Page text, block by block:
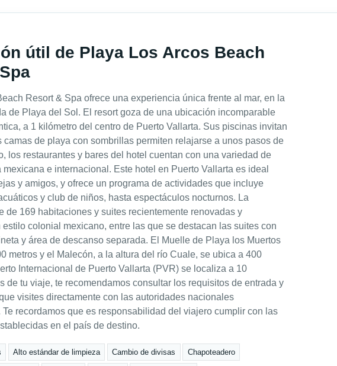
útil de Playa Los Arcos Beach
Resort & Spa ofrece una experiencia única frente al mar, en la
de Playa del Sol. El resort goza de una ubicación incomparable
a 1 kilómetro del centro de Puerto Vallarta. Sus piscinas invitan
camas de playa con sombrillas permiten relajarse a unos pasos de
los restaurantes y bares del hotel cuentan con una variedad de
e internacional. Este hotel en Puerto Vallarta es ideal
y amigos, y ofrece un programa de actividades que incluye
y club de niños, hasta espectáculos nocturnos. La
de 169 habitaciones y suites recientemente renovadas y
colonial mexicano, entre las que se destacan las suites con
y área de descanso separada. El Muelle de Playa los Muertos
metros y el Malecón, a la altura del río Cuale, se ubica a 400
Internacional de Puerto Vallarta (PVR) se localiza a 10
de tu viaje, te recomendamos consultar los requisitos de entrada y
visites directamente con las autoridades nacionales
recordamos que es responsabilidad del viajero cumplir con las
en el país de destino.
Alto estándar de limpieza Cambio de divisas Chapoteadero